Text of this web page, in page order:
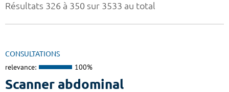
Résultats 326 à 350 sur 3533 au total
CONSULTATIONS
relevance: 100%
Scanner abdominal